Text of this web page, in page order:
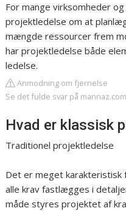
For mange virksomheder
projektledelse om at
mængde ressourcer frem
har projektledelse både
ledelse.
Anmodning om fjernelse
Se det fulde svar på mannaz.com
Hvad er klassisk
Traditionel projektledelse
Det er meget karakteristisk
alle krav fastlægges i
måde styres projektet af